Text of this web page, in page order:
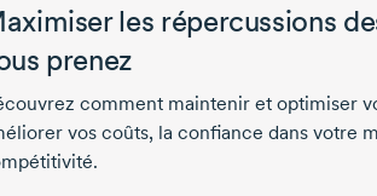
les répercussions
prenez
comment maintenir et optimiser
vos coûts, la confiance dans votre